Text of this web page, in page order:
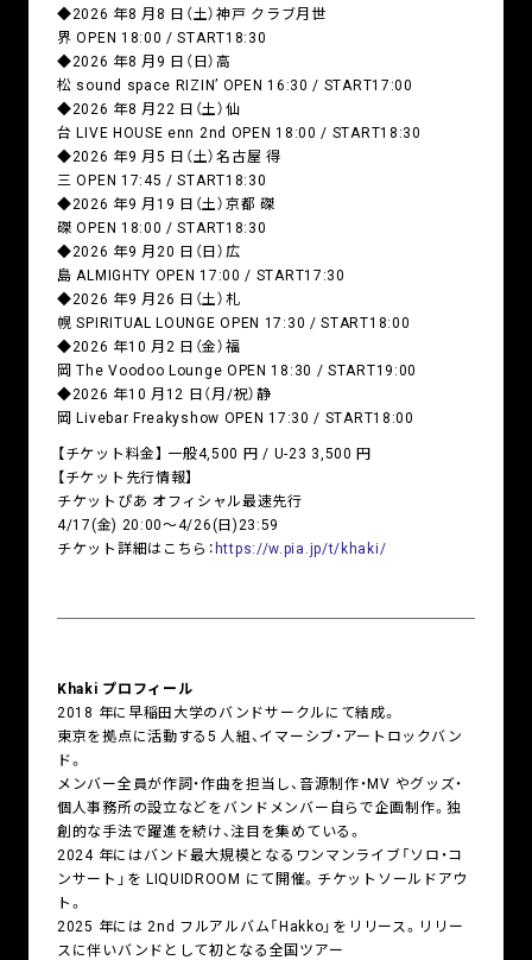
◆2026 年8 月8 日（土）神戸 クラブ月世
界 OPEN 18:00 / START18:30
◆2026 年8 月9 日（日）高
松 sound space RIZIN’ OPEN 16:30 / START17:00
◆2026 年8 月22 日（土）仙
台 LIVE HOUSE enn 2nd OPEN 18:00 / START18:30
◆2026 年9 月5 日（土）名古屋 得
三 OPEN 17:45 / START18:30
◆2026 年9 月19 日（土）京都 磔
磔 OPEN 18:00 / START18:30
◆2026 年9 月20 日（日）広
島 ALMIGHTY OPEN 17:00 / START17:30
◆2026 年9 月26 日（土）札
幌 SPIRITUAL LOUNGE OPEN 17:30 / START18:00
◆2026 年10 月2 日（金）福
岡 The Voodoo Lounge OPEN 18:30 / START19:00
◆2026 年10 月12 日（月/祝）静
岡 Livebar Freakyshow OPEN 17:30 / START18:00
【チケット料金】 一般4,500 円 / U-23 3,500 円
【チケット先行情報】
チケットぴあ オフィシャル最速先行
4/17(金) 20:00～4/26(日)23:59
チケット詳細はこちら： https://w.pia.jp/t/khaki/
Khaki プロフィール
2018 年に早稲田大学のバンドサークルにて結成。
東京を拠点に活動する5 人組、イマーシブ・アートロックバン
ド。
メンバー全員が作詞・作曲を担当し、音源制作・MV やグッズ・
個人事務所の設立などをバンドメンバー自らで企画制作。独
創的な手法で躍進を続け、注目を集めている。
2024 年にはバンド最大規模となるワンマンライブ「ソロ・コ
ンサート」を LIQUIDROOM にて開催。チケットソールドアウ
ト。
2025 年には 2nd フルアルバム「Hakko」をリリース。リリー
スに伴いバンドとして初となる全国ツアー